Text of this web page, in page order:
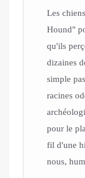
Les
Hound"
qu'ils
dizaines
simple
racines
pour le
fil d'une
nous,